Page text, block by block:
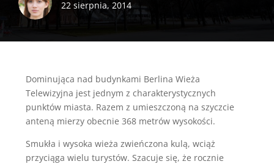
22 sierpnia, 2014
Dominująca nad budynkami Berlina Wieża
Telewizyjna jest jednym z charakterystycznych
punktów miasta. Razem z umieszczoną na szyczcie
anteną mierzy obecnie 368 metrów wysokości.
Smukła i wysoka wieża zwieńczona kulą, wciąż
przyciąga wielu turystów. Szacuje się, że rocznie